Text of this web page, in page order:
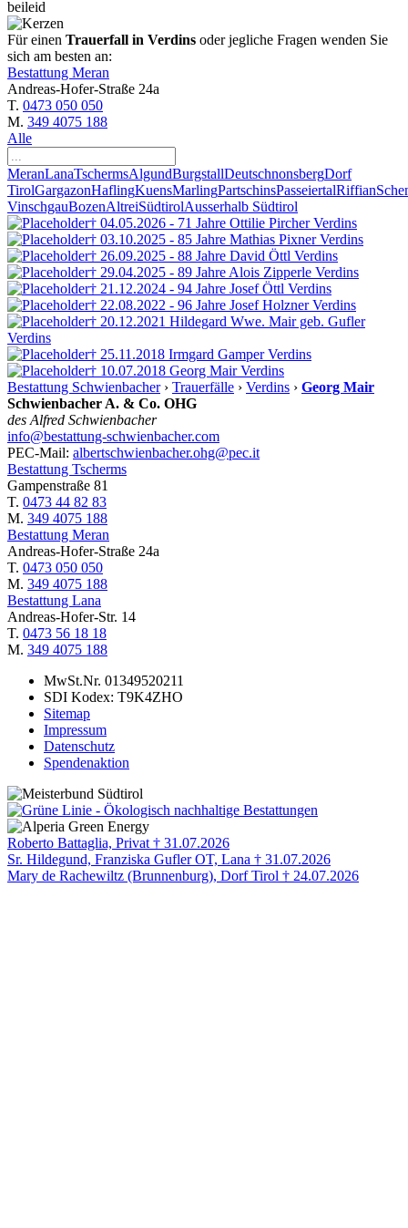
beileid
Für einen Trauerfall in Verdins oder jegliche Fragen wenden Sie
sich am besten an:
Bestattung Meran
Andreas-Hofer-Straße 24a
T. 0473 050 050
M. 349 4075 188
Alle
MeranLanaTschermsAlgundBurgstallDeutschnonsbergDorf
TirolGargazonHaflingKuensMarlingPartschinsPasseiertalRiffian
VinschgauBozenAltreiSüdtirolAusserhalb Südtirol
† 04.05.2026 - 71 Jahre Ottilie PircherVerdins
† 03.10.2025 - 85 Jahre Mathias PixnerVerdins
† 26.09.2025 - 88 Jahre David Öttl Verdins
† 29.04.2025 - 89 Jahre Alois Zipperle Verdins
† 21.12.2024 - 94 Jahre Josef Öttl Verdins
† 22.08.2022 - 96 Jahre Josef HolznerVerdins
† 20.12.2021 Hildegard Wwe. Mair geb. Gufler
Verdins
† 25.11.2018 Irmgard GamperVerdins
† 10.07.2018 Georg MairVerdins
Bestattung Schwienbacher› Trauerfälle › Verdins › Georg Mair
Schwienbacher A. & Co. OHG
des Alfred Schwienbacher
info@bestattung-schwienbacher.com
PEC-Mail: albertschwienbacher.ohg@pec.it
Bestattung Tscherms
Gampenstraße 81
T. 0473 44 82 83
M. 349 4075 188
Bestattung Meran
Andreas-Hofer-Straße 24a
T. 0473 050 050
M. 349 4075 188
Bestattung Lana
Andreas-Hofer-Str. 14
T. 0473 56 18 18
M. 349 4075 188
MwSt.Nr. 01349520211
SDI Kodex: T9K4ZHO
Sitemap
Impressum
Datenschutz
Spendenaktion
Roberto Battaglia, Privat † 31.07.2026
Sr. Hildegund, Franziska Gufler OT, Lana † 31.07.2026
Mary de Rachewiltz (Brunnenburg), Dorf Tirol † 24.07.2026